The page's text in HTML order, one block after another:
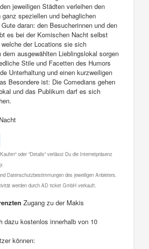
jeweiligen Städten verleihen den
speziellen und behaglichen
daran: den Besucherinnen und den
es bei der Komischen Nacht selbst
der Locations sie sich
ausgewählten Lieblingslokal sorgen
Stile und Facetten des Humors
Unterhaltung und einen kurzweiligen
Besondere ist: Die Comedians gehen
und das Publikum darf es sich
oder "Details" verlässt Du die Internetpräsenz
Datenschutzbestimmungen des jeweiligen Anbieters.
werden durch AD ticket GmbH verkauft.
Zugang zu der Makis
dazu kostenlos innerhalb von 10
können: